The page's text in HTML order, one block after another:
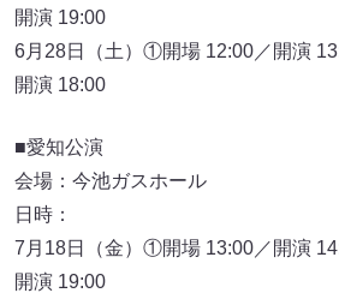
開演 19:00
6月28日（土）①開場 12:00／開演
開演 18:00
■愛知公演
会場：今池ガスホール
日時：
7月18日（金）①開場 13:00／開演
開演 19:00